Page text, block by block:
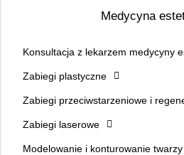
Medycyna
Konsultacja z lekarzem medycyny
Zabiegi plastyczne
Zabiegi przeciwstarzeniowe i
Zabiegi laserowe
Modelowanie i konturowanie twarzy